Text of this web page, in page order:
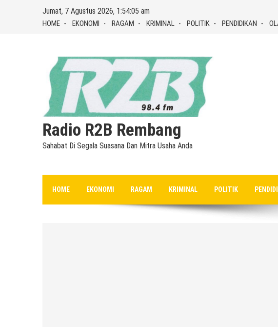
Jumat, 7 Agustus 2026, 1:54:06 am
HOME EKONOMI RAGAM KRIMINAL POLITIK PENDIDIKAN
Radio R2B Rembang
Sahabat Di Segala Suasana Dan Mitra Usaha Anda
HOME EKONOMI RAGAM KRIMINAL POLITIK